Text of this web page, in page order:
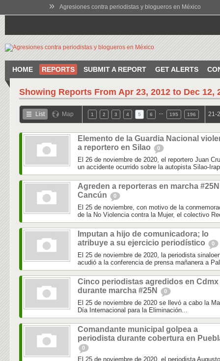
» Agresiones contra periodistas y blogueros en México
HOME REPORTS SUBMIT A REPORT GET ALERTS
Showing Reports From Apr 23, 2012 to Dec 12,
List Map 1 2 3 4 5 6 195 196 21-
Elemento de la Guardia Nacional
a reportero en Silao
0
El 26 de noviembre de 2020, el reportero Juan
un accidente ocurrido sobre la autopista Silao-
Agreden a reporteras en marcha
Cancún
0
El 25 de noviembre, con motivo de la
de la No Violencia contra la Mujer, el colectivo
Imputan a hijo de comunicadora; lo
atribuye a su ejercicio periodístico
0
El 25 de noviembre de 2020, la periodista
acudió a la conferencia de prensa mañanera a
Cinco periodistas agredidos en Cdmx
durante marcha #25N
0
El 25 de noviembre de 2020 se llevó a cabo la
Día Internacional para la Eliminación...
Comandante municipal golpea a
periodista durante cobertura en
0
El 25 de noviembre de 2020, el periodista